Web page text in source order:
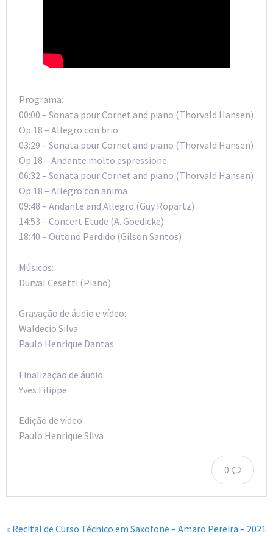
Programa:
00:00 – Sonata pour Cornet and piano (Thorvald Hansen)
Op.18 – Allegro con brio
03:29 – Sonata pour Cornet and piano (Thorvald Hansen)
Op.18 – Andante molto espressione
06:32 – Sonata pour Cornet and piano (Thorvald Hansen)
Op.18 – Allegro con anima
09:48 – Andante and Allegro (Guy Ropartz)
14:53 – Concert Etude (A. Goedicke)
18:40 – Outono Perdido (Gilson Santos)
Músicos:
Durval Cesetti (Piano)
Gravação de áudio e vídeo:
Waldecio Silva
Paulo Henrique Dantas
Finalização de áudio:
Yves Filippe
Edição de vídeo:
Paulo Henrique Silva
0
« Recital de Curso Técnico em Saxofone – Amaro Pereira – 2021